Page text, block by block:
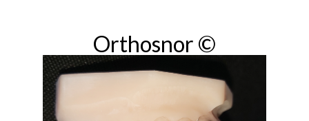
Orthosnor ©